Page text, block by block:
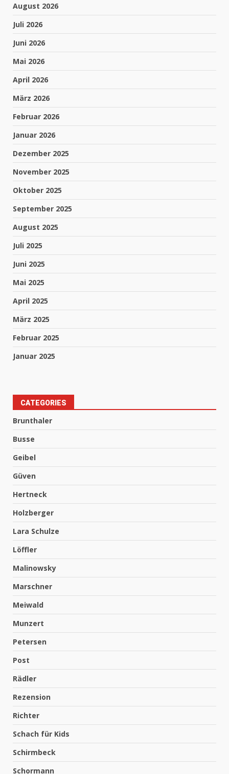
August 2026
Juli 2026
Juni 2026
Mai 2026
April 2026
März 2026
Februar 2026
Januar 2026
Dezember 2025
November 2025
Oktober 2025
September 2025
August 2025
Juli 2025
Juni 2025
Mai 2025
April 2025
März 2025
Februar 2025
Januar 2025
CATEGORIES
Brunthaler
Busse
Geibel
Güven
Hertneck
Holzberger
Lara Schulze
Löffler
Malinowsky
Marschner
Meiwald
Munzert
Petersen
Post
Rädler
Rezension
Richter
Schach für Kids
Schirmbeck
Schormann